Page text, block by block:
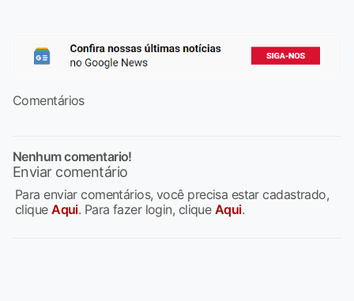
Comentários
Nenhum comentario!
Enviar comentário
Para enviar comentários, você precisa estar cadastrado,
cliqueAqui. Para fazer login, clique Aqui.